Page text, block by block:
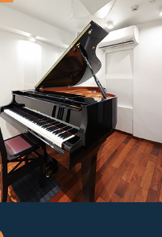
ノアスタジオ池袋店